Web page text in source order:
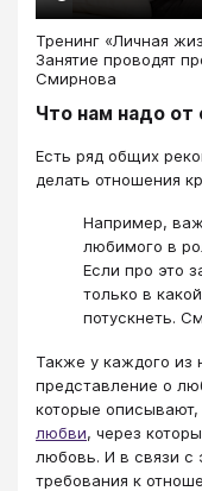
Тренинг «Личная
Занятие проводят
Смирнова
Что нам надо от
Есть ряд общих
делать отношения
Например,
любимого в
Если про это
только в
потускнеть.
Также у каждого из
представление о
которые
любви, через
любовь. И в связи с
требования к